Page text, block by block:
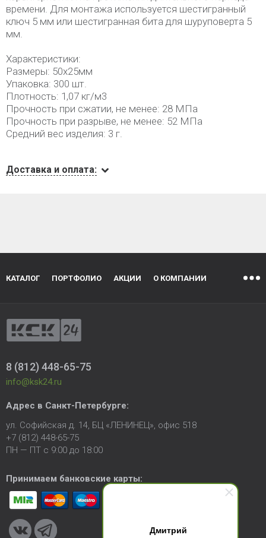
Дмитрий
времени. Для монтажа используется шестигранный
ключ 5 мм или шестигранная бита для шуруповерта 5
мм.
Характеристики:
Размеры: 50х25мм
Упаковка: 300 шт.
Плотность: 1,07 кг/м3
Прочность при сжатии, не менее: 28 МПа
Прочность при разрыве, не менее: 52 МПа
Средний вес изделия: 3 г.
Доставка и оплата:
КАТАЛОГ ПОРТФОЛИО АКЦИИ О КОМПАНИИ
8 (812) 448-65-75
info@ksk24.ru
Адрес в Санкт-Петербурге:
ул. Софийская д. 14, БЦ «ЛЕНИНЕЦ», офис 518
+7 (812) 448-65-75
ПН — ПТ с 9:00 до 18:00
Принимаем банковские карты: